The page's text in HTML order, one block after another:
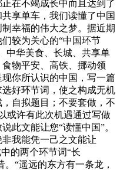
在不竭成长中而且达到了
享单车，我们读懂了中国
幸福的伟大之梦。据近期
较为关心的“中国环节
中华美食、长城、共享单
物平安、高铁、挪动领
你所认识的中国，写一篇
好环节词，使之构成无机
自拟题目；不要套做，不
或许有此次机遇通过写做
此文能让您“读懂中国”。
我能凭一己之文能让
的两个环节词“长
“遥远的东方有一条龙，